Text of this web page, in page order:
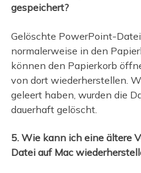
gespeichert?
Gelöschte PowerPoint-
normalerweise in den
können den Papierkorb
von dort wiederherstellen.
geleert haben, wurden die
dauerhaft gelöscht.
5. Wie kann ich eine ältere
Datei auf Mac